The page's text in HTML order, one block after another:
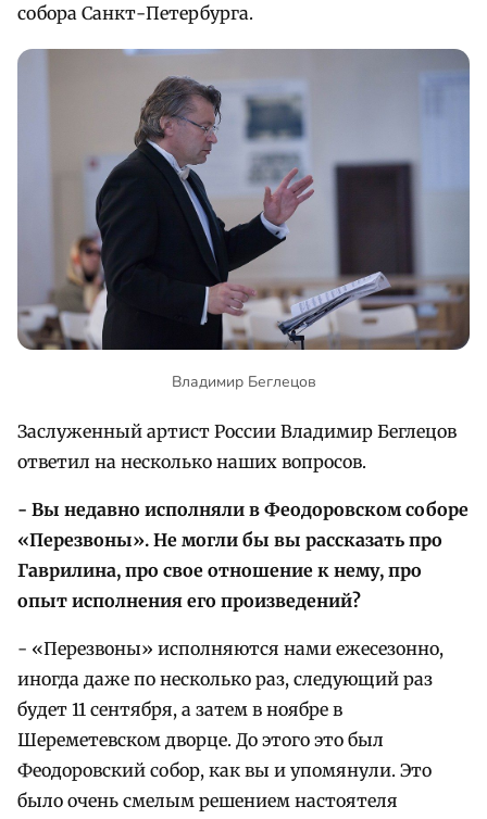
собора Санкт-Петербурга.
Владимир Беглецов
Заслуженный артист России Владимир Беглецов
ответил на несколько наших вопросов.
- Вы недавно исполняли в Феодоровском соборе
«Перезвоны». Не могли бы вы рассказать про
Гаврилина, про свое отношение к нему, про
опыт исполнения его произведений?
- «Перезвоны» исполняются нами ежесезонно,
иногда даже по несколько раз, следующий раз
будет 11 сентября, а затем в ноябре в
Шереметевском дворце. До этого это был
Феодоровский собор, как вы и упомянули. Это
было очень смелым решением настоятеля